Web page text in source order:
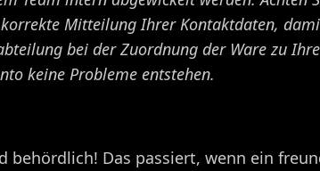
Mitteilung Ihrer Kontaktdaten,
bei der Zuordnung der Ware zu
keine Probleme entstehen.
Das passiert, wenn ein